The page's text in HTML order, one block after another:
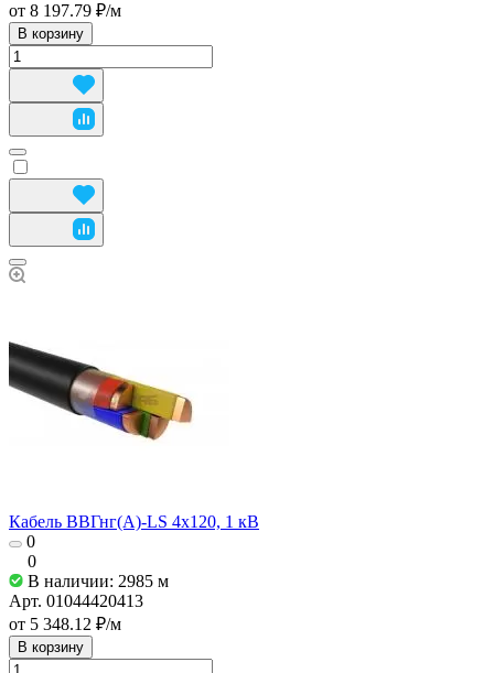
от 8 197.79 ₽/м
В корзину
Кабель ВВГнг(А)-LS 4х120, 1 кВ
0
0
В наличии: 2985 м
Арт. 01044420413
от 5 348.12 ₽/м
В корзину